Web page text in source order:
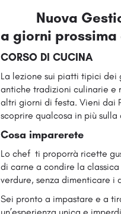
Nuova
a giorni
CORSO DI CUCINA
La lezione sui piatti tipici
antiche tradizioni culinarie e
altri giorni di festa. Vieni dai
scoprire qualcosa in più
Cosa imparerete
Lo chef ti proporrà ricette
di carne a condire la
verdure, senza dimenticare
Sei pronto a impastare e a